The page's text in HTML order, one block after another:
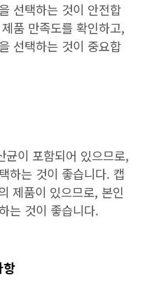
선택하는 것이 안전합
품 만족도를 확인하고,
선택하는 것이 중요합
균이 포함되어 있으므로,
하는 것이 좋습니다. 캡
제품이 있으므로, 본인
는 것이 좋습니다.
항